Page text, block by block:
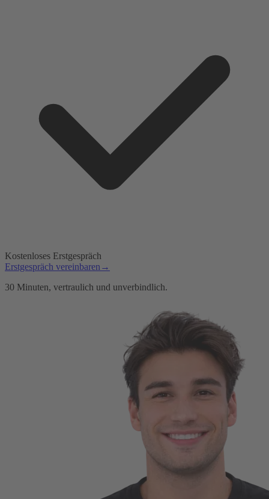
Kostenloses Erstgespräch
Erstgespräch vereinbaren →
30 Minuten, vertraulich und unverbindlich.